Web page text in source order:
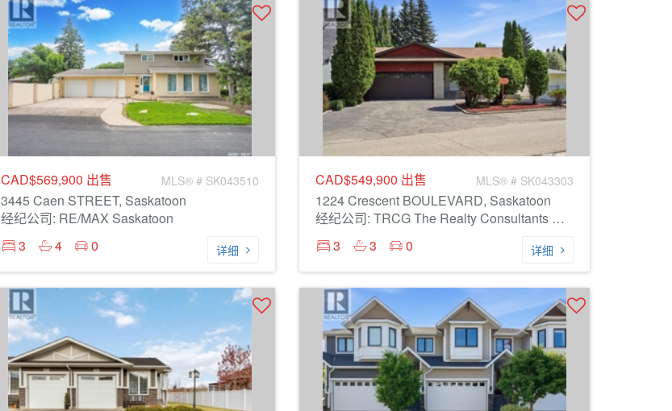
CAD$569,900 出售 MLS® # SK043510
3445 Caen STREET, Saskatoon
经纪公司: RE/MAX Saskatoon
3
4 0 详细
CAD$549,900 出售 MLS® # SK043303
1224 Crescent BOULEVARD, Saskatoon
经纪公司: TRCG The Realty Consultants Group
3
3 0 详细